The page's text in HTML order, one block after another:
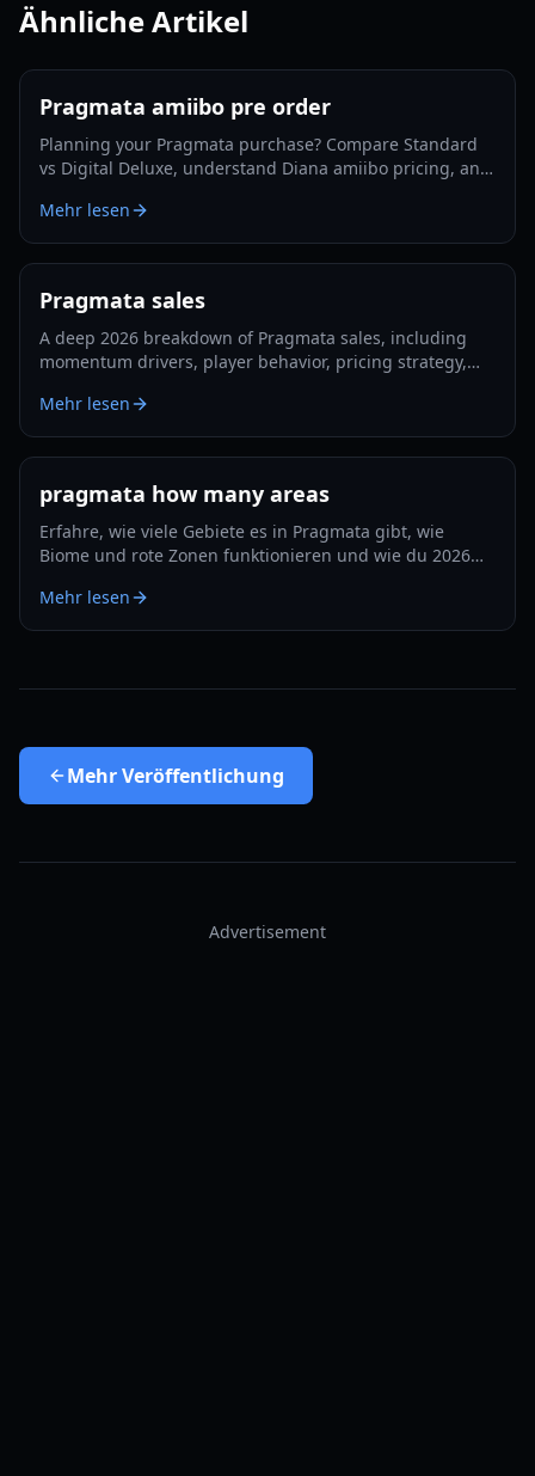
Ähnliche Artikel
Pragmata amiibo pre order
Planning your Pragmata purchase? Compare Standard
vs Digital Deluxe, understand Diana amiibo pricing, and
Mehr lesen
Pragmata sales
A deep 2026 breakdown of Pragmata sales, including
momentum drivers, player behavior, pricing strategy,
Mehr lesen
pragmata how many areas
Erfahre, wie viele Gebiete es in Pragmata gibt, wie
Biome und rote Zonen funktionieren und wie du 2026
Mehr lesen
MehrVeröffentlichung
Advertisement